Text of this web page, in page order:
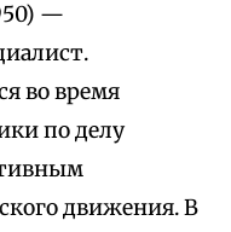
—
во время
по делу
движения. В